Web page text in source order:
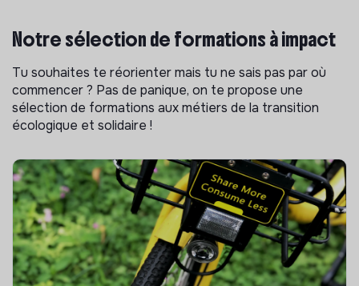
Notre sélection de formations à impact
Tu souhaites te réorienter mais tu ne sais pas par où
commencer ? Pas de panique, on te propose une
sélection de formations aux métiers de la transition
écologique et solidaire !